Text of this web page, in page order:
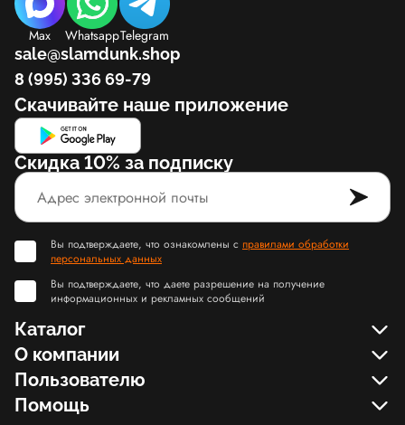
Max WhatsappTelegram
sale@slamdunk.shop
8 (995) 336 69-79
Скачивайте наше приложение
Скидка 10% за подписку
Вы подтверждаете, что ознакомлены с правилами обработки
персональных данных
Вы подтверждаете, что даете разрешение на получение
информационных и рекламных сообщений
Каталог
О компании
Пользователю
Помощь